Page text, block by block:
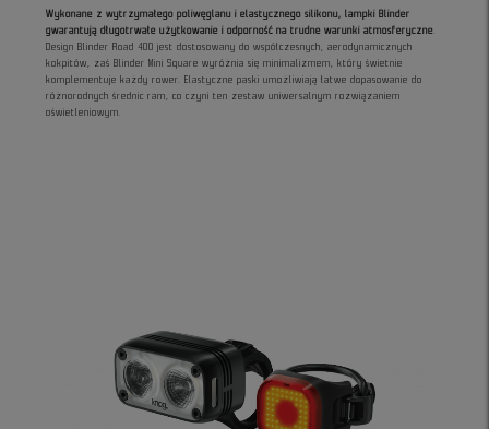
Wykonane z wytrzymałego poliwęglanu i elastycznego silikonu, lampki Blinder
gwarantują długotrwałe użytkowanie i odporność na trudne warunki atmosferyczne.
Design Blinder Road 400 jest dostosowany do współczesnych, aerodynamicznych
kokpitów, zaś Blinder Mini Square wyróżnia się minimalizmem, który świetnie
komplementuje każdy rower. Elastyczne paski umożliwiają łatwe dopasowanie do
różnorodnych średnic ram, co czyni ten zestaw uniwersalnym rozwiązaniem
oświetleniowym.